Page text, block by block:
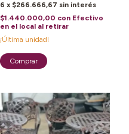
6 x $266.666,67 sin interés
$1.440.000,00 con Efectivo
en el local al retirar
¡Última unidad!